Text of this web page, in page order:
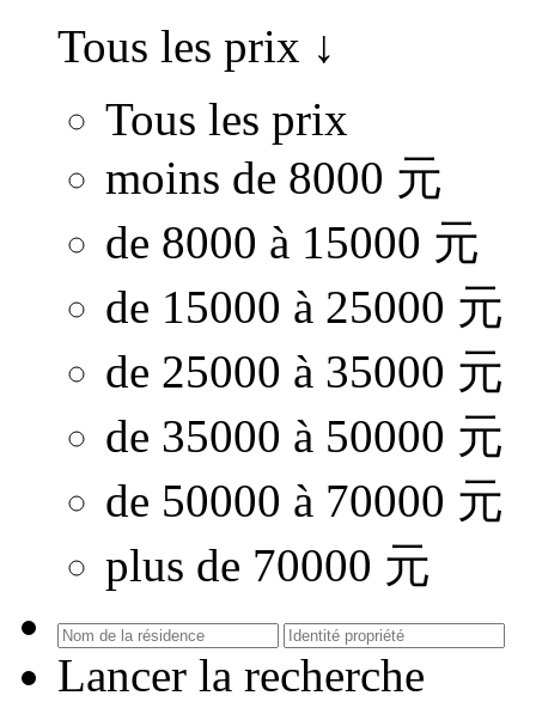
Tous les prix ↓
Tous les prix
moins de 8000 元
de 8000 à 15000 元
de 15000 à 25000 元
de 25000 à 35000 元
de 35000 à 50000 元
de 50000 à 70000 元
plus de 70000 元
Lancer la recherche